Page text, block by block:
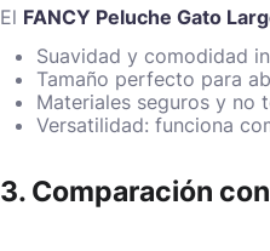
El FANCY Peluche Gato
Suavidad y comodidad
Tamaño perfecto para
Materiales seguros y no
Versatilidad: funciona
3. Comparación